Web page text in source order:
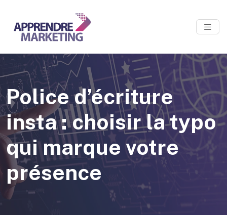
Police d’écriture
insta : choisir la typo
qui marque votre
présence